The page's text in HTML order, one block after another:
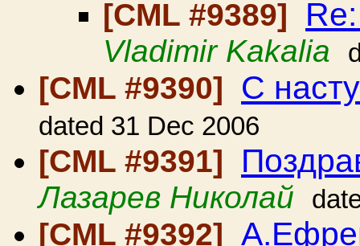
[CML #9389]
Vladimir Kakalia
[CML #9390] С
dated 31 Dec 2006
[CML #9391]
Лазарев Николай
[CML #9392]